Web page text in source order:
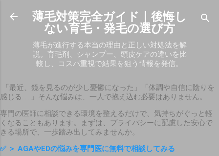
スキップしてメイン コンテンツに移動
薄毛対策完全ガイド｜後悔し
ない育毛・発毛の選び方
薄毛が進行する本当の理由と正しい対処法を解
説。育毛剤、シャンプー、頭皮ケアの違いを比
較し、コスパ重視で結果を狙う情報を発信。
「最近、鏡を見るのが少し憂鬱になった」「体調や自信に陰りを
感じる……」そんな悩みは、一人で抱え込む必要はありません。
専門の医師に相談できる環境を整えるだけで、気持ちがぐっと軽
くなることもあります。まずは、プライバシーに配慮した安心で
きる場所で、一歩踏み出してみませんか。
✅ ＞ AGAやEDの悩みを専門医に無料で相談してみる